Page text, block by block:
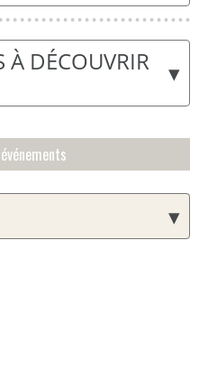
▾
À DÉCOUVRIR
▾